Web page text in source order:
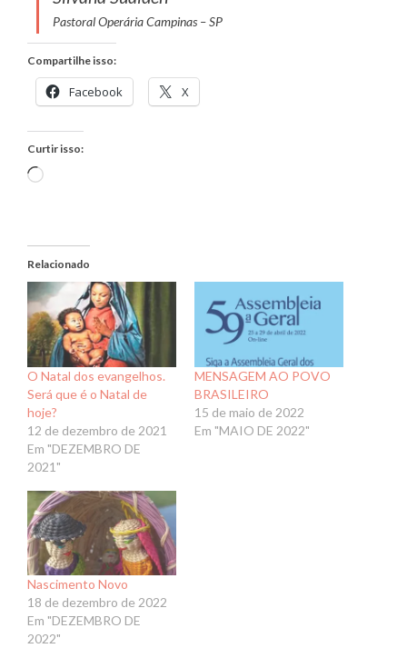
Pastoral Operária Campinas – SP
Compartilhe isso:
Facebook X
Curtir isso:
Carregando...
Relacionado
O Natal dos evangelhos.
Será que é o Natal de
hoje?
12 de dezembro de 2021
Em "DEZEMBRO DE
2021"
MENSAGEM AO POVO
BRASILEIRO
15 de maio de 2022
Em "MAIO DE 2022"
Nascimento Novo
18 de dezembro de 2022
Em "DEZEMBRO DE
2022"